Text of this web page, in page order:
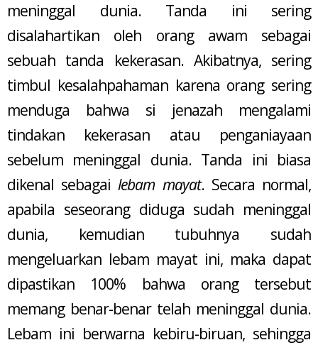
meninggal dunia. Tanda ini sering
disalahartikan oleh orang awam sebagai
sebuah tanda kekerasan. Akibatnya, sering
timbul kesalahpahaman karena orang sering
menduga bahwa si jenazah mengalami
tindakan kekerasan atau penganiayaan
sebelum meninggal dunia. Tanda ini biasa
dikenal sebagailebam mayat. Secara normal,
apabila seseorang diduga sudah meninggal
dunia, kemudian tubuhnya sudah
mengeluarkan lebam mayat ini, maka dapat
dipastikan 100% bahwa orang tersebut
memang benar-benar telah meninggal dunia.
Lebam ini berwarna kebiru-biruan, sehingga